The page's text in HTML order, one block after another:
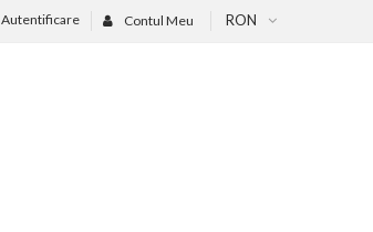
RON
Contul Meu
Autentificare